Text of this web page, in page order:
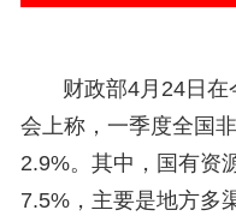
财政部4月24日在
会上称，一季度全国
2.9%。其中，国有资
7.5%，主要是地方多